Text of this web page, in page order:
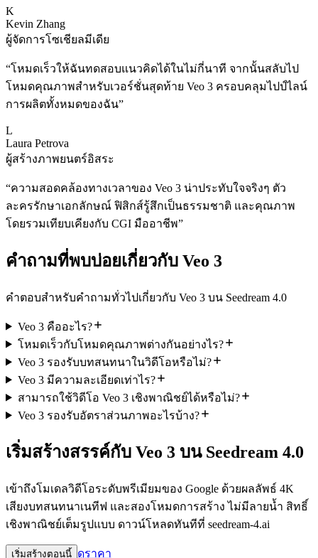
K
Kevin Zhang
ผู้จัดการโซเชียลมีเดีย
“โหมดเร็วให้ฉันทดสอบแนวคิดได้ในไม่กี่นาที จากนั้นสลับไป
โหมดคุณภาพสำหรับเวอร์ชั่นสุดท้าย Veo 3 ครอบคลุมไปป์ไลน์
การผลิตทั้งหมดของฉัน”
L
Laura Petrova
ผู้สร้างภาพยนตร์อิสระ
“ความสอดคล้องทางเวลาของ Veo 3 น่าประทับใจจริงๆ ตัว
ละครรักษาเอกลักษณ์ ฟิสิกส์รู้สึกเป็นธรรมชาติ และคุณภาพ
โดยรวมเทียบเคียงกับ CGI มืออาชีพ”
คำถามที่พบบ่อยเกี่ยวกับ Veo 3
คำตอบสำหรับคำถามทั่วไปเกี่ยวกับ Veo 3 บน Seedream 4.0
Veo 3 คืออะไร?
โหมดเร็วกับโหมดคุณภาพต่างกันอย่างไร?
Veo 3 รองรับบทสนทนาในวิดีโอหรือไม่?
Veo 3 มีความละเอียดเท่าไร?
สามารถใช้วิดีโอ Veo 3 เชิงพาณิชย์ได้หรือไม่?
Veo 3 รองรับอัตราส่วนภาพอะไรบ้าง?
เริ่มสร้างสรรค์กับ Veo 3 บน Seedream 4.0
เข้าถึงโมเดลวิดีโอระดับพรีเมียมของ Google ด้วยผลลัพธ์ 4K
เสียงบทสนทนาเนทีฟ และสองโหมดการสร้าง ไม่มีลายน้ำ สิทธิ์
เชิงพาณิชย์เต็มรูปแบบ ดาวน์โหลดทันทีที่ seedream-4.ai
เริ่มสร้างตอนนี้ ดูราคา